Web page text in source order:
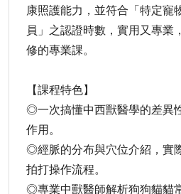
康照護能力，並符合「特定寵
員」之認證時數，實用又專業
修的專業課。
【課程特色】
◎一次搞懂中西獸醫學的差異
作用。
◎經脈的分布與穴位介紹，實
拍打操作流程。
◎專業中獸醫師解析狗狗貓貓